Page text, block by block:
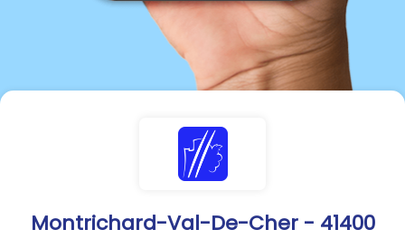
Montrichard-Val-De-Cher - 41400
associant plusieurs facteurs
de risque :
👉 bioclimatique (état de
👉 météorologique (vitesse
du vent, humidité des sols,
👉 opérationnel (pression